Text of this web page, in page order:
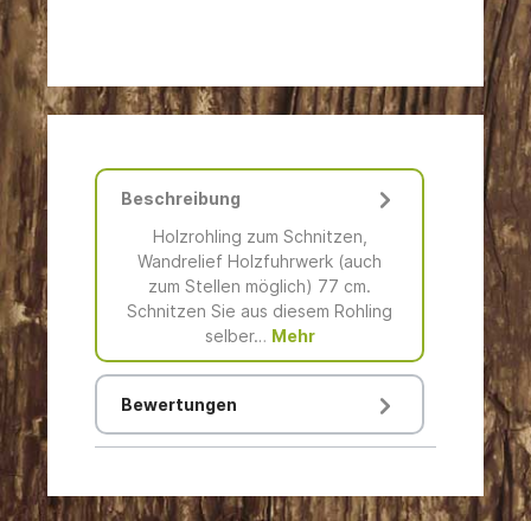
Beschreibung
Holzrohling zum Schnitzen,
Wandrelief Holzfuhrwerk (auch
zum Stellen möglich) 77 cm.
Schnitzen Sie aus diesem Rohling
selber… Mehr
Bewertungen